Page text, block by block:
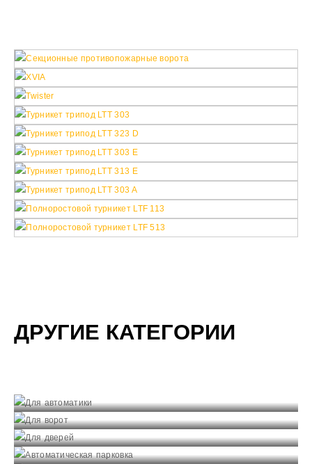
ДРУГИЕ КАТЕГОРИИ
Смотреть
Для дверей
Смотреть
Автоматическая парковка
Смотреть
Автоблокираторы
Смотреть
Антитараны